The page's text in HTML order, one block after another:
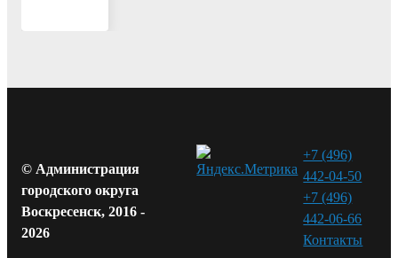
© Администрация
городского округа
Воскресенск, 2016 -
2026
+7 (496)
442-04-50
+7 (496)
442-06-66
Контакты⁠